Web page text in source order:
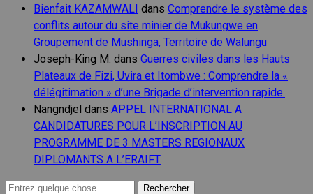
Bienfait KAZAMWALI dans Comprendre le système des
conflits autour du site minier de Mukungwe en
Groupement de Mushinga, Territoire de Walungu
Joseph-King M. dans Guerres civiles dans les Hauts
Plateaux de Fizi, Uvira et Itombwe : Comprendre la «
délégitimation » d’une Brigade d’intervention rapide.
Nangndjel dans APPEL INTERNATIONAL A
CANDIDATURES POUR L’INSCRIPTION AU
PROGRAMME DE 3 MASTERS REGIONAUX
DIPLOMANTS A L’ERAIFT
Recherche